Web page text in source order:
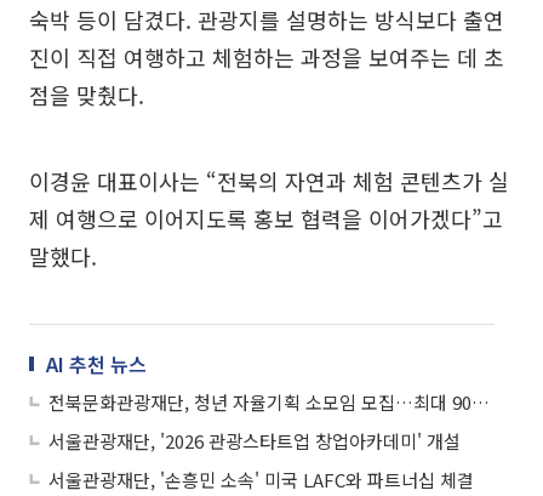
숙박 등이 담겼다. 관광지를 설명하는 방식보다 출연
진이 직접 여행하고 체험하는 과정을 보여주는 데 초
점을 맞췄다.
이경윤 대표이사는 “전북의 자연과 체험 콘텐츠가 실
제 여행으로 이어지도록 홍보 협력을 이어가겠다”고
말했다.
AI 추천 뉴스
전북문화관광재단, 청년 자율기획 소모임 모집…최대 900만 원 지원
서울관광재단, '2026 관광스타트업 창업아카데미' 개설
서울관광재단, '손흥민 소속' 미국 LAFC와 파트너십 체결